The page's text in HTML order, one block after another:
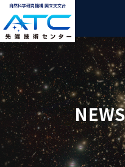
自然科学研究機構 国立天文台